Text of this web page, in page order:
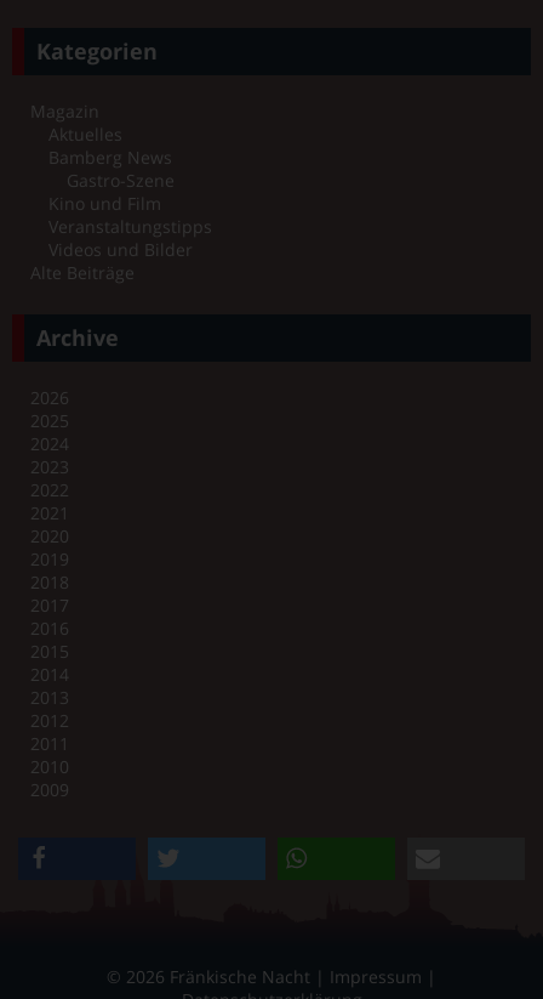
Kategorien
Magazin
Aktuelles
Bamberg News
Gastro-Szene
Kino und Film
Veranstaltungstipps
Videos und Bilder
Alte Beiträge
Archive
2026
2025
2024
2023
2022
2021
2020
2019
2018
2017
2016
2015
2014
2013
2012
2011
2010
2009
© 2026 Fränkische Nacht | Impressum |